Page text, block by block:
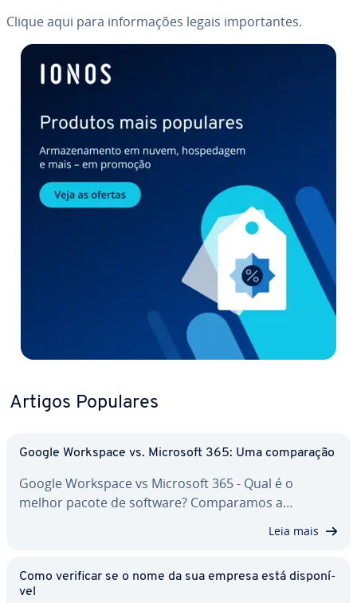
Clique aqui para in­for­ma­ções legais im­por­tan­tes.
Ir para o menu principal
Artigos Populares
Google Workspace vs. Microsoft 365: Uma com­pa­ra­ção
Google Workspace vs Microsoft 365 - Qual é o
melhor pacote de software? Com­pa­ra­mos a…
Leia mais
Como verificar se o nome da sua empresa está dis­po­ní­
vel